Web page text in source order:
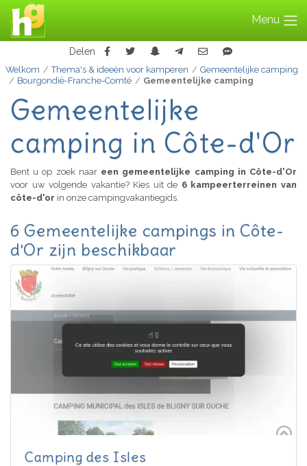
Menu
Delen
Welkom Thema's & ideeën voor kamperen
Gemeentelijke camping
Bourgondië-Franche-Comté
Gemeentelijke camping
Gemeentelijke
camping in Côte-d'Or
Bent u op zoek naar een gemeentelijke camping in Côte-d'Or
voor uw volgende vakantie? Kies uit de 6 kampeerterreinen van
côte-d'or in onze campingvakantiegids.
6 Gemeentelijke campings in Côte-
d'Or zijn beschikbaar
Camping des Isles